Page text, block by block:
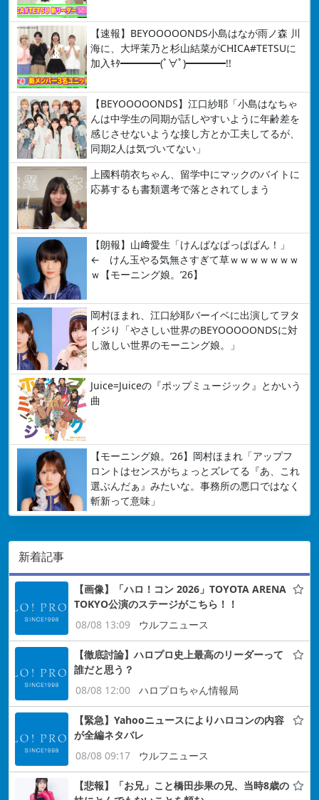
【速報】BEYOOOOONDS小島はなが雨ノ森 川
海に、大坪茉乃と杉山結菜がCHICA#TETSUに
加入ｷﾀ━━━━(ﾟ∀ﾟ)━━━━!!
【BEYOOOOONDS】江口紗耶「小島はなちゃ
んは中学生の同期が話しやすいように年齢差を
感じさせないような接し方とか工夫してるが、
同期2人は気づいてない」
上國料萌衣ちゃん、留学中にマックのバイトに
応募するも書類選考で落とされてしまう
【朗報】山﨑愛生「けんぱなぱっぱぱん！」
← けん玉やる気無さすぎて草ｗｗｗｗｗｗｗ
ｗ【モーニング娘。’26】
岡村ほまれ、江口紗耶バーイベに出演してヲタ
イジり「やさしい世界のBEYOOOOONDSに対
し激しい世界のモーニング娘。」
Juice=Juiceの『ポップミュージック』とかいう
曲
【モーニング娘。’26】岡村ほまれ「アップフ
ロントはセンスがちょっとズレてる『あ、これ
選ぶんだぁ』みたいな。事務所の悪口ではなく
斬新って意味」
新着記事
【画像】「ハロ！コン 2026」TOYOTA ARENA
TOKYO公演のステージがこちら！！
08/08 13:09
ウルフニュース
【徹底討論】ハロプロ史上最高のリーダーって
誰だと思う？
08/08 12:00
ハロプロちゃん情報局
【緊急】Yahooニュースによりハロコンの内容
が全編ネタバレ
08/08 09:17
ウルフニュース
【悲報】「お兄」こと橋田歩果の兄、当時8歳の